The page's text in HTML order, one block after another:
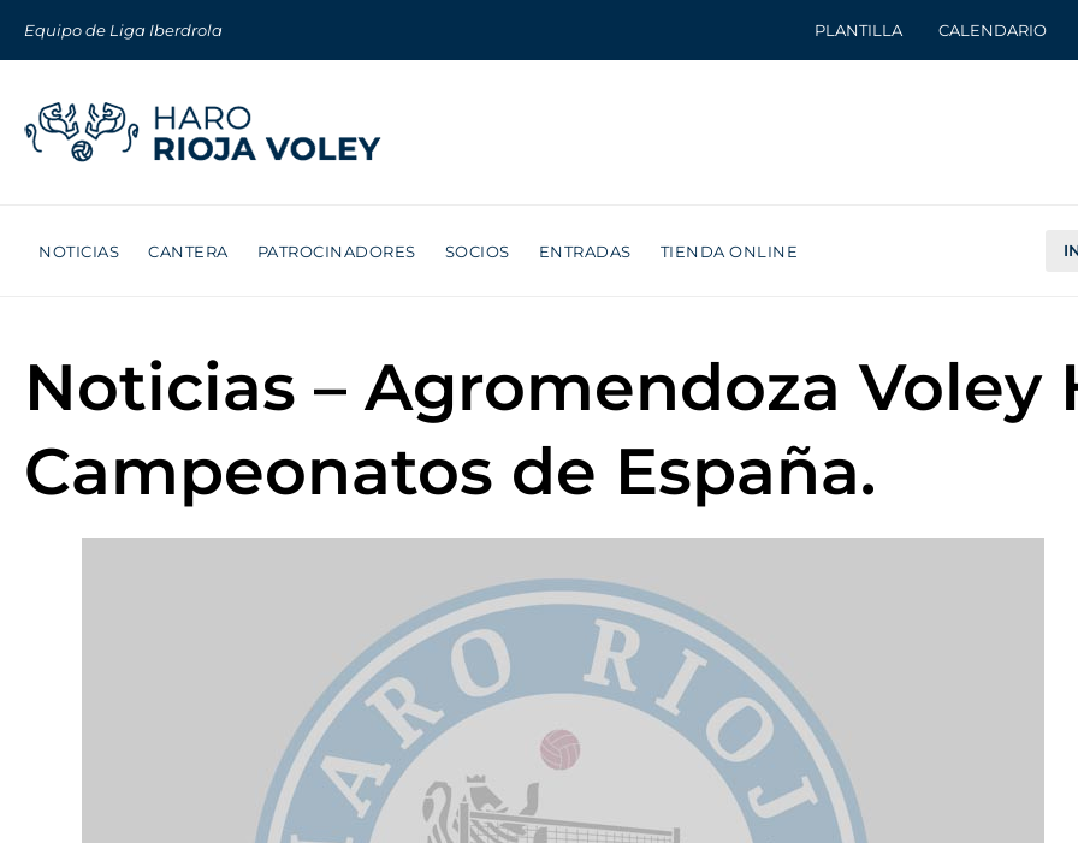
Equipo de Liga Iberdrola PLANTILLA CALENDARIO
NOTICIAS CANTERA PATROCINADORES SOCIOS ENTRADAS TIENDA ONLINE
Noticias – Agromendoza Voley
Campeonatos de España.